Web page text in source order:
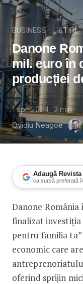
BUSINESS STIRI
Danone
mil. euro în
producției
1 apr. 2024 2 min
Ovidiu Neagoe
Adaugă Revista
ca sursă preferată
Danone
Danone
finalizat investiția
pentru familia
economic care
oferind sprijin